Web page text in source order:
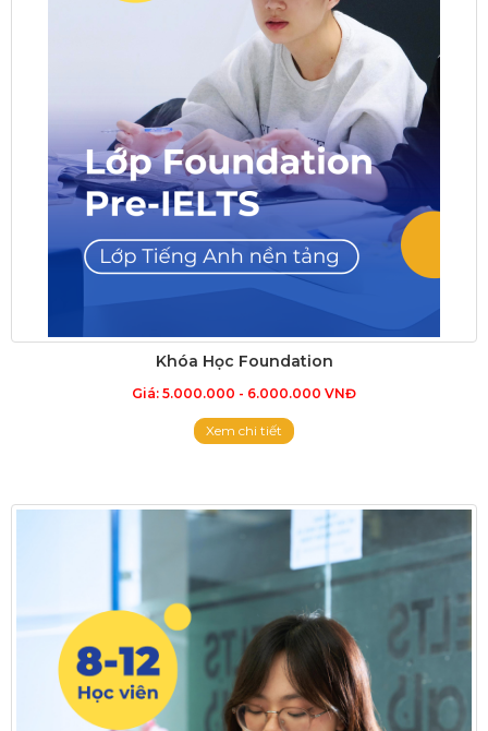
Khóa Học Foundation
Giá: 5.000.000 - 6.000.000 VNĐ
Xem chi tiết